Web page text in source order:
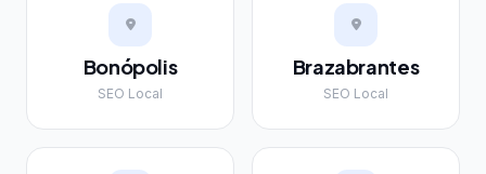
Bonópolis
SEO Local
Brazabrantes
SEO Local